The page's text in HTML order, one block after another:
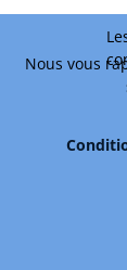
Nous vous